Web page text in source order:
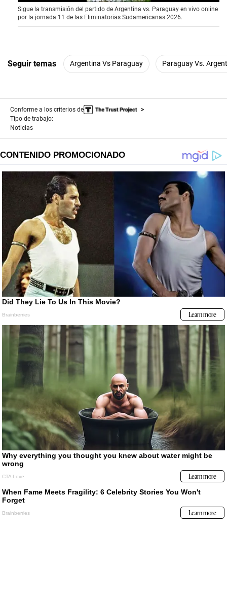
0
o
f
3
c
o
Sigue la transmisión del partido de Argentina vs. Paraguay en vivo online
por la jornada 11 de las Eliminatorias Sudamericanas 2026.
Seguir temas Argentina Vs Paraguay Paraguay Vs.
Conforme a los criterios de
Tipo de trabajo:
Noticias